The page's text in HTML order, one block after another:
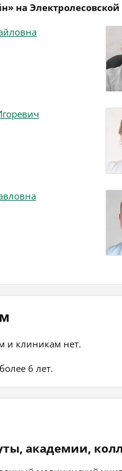
на Электролесовской
и клиникам нет.
6 лет.
академии,